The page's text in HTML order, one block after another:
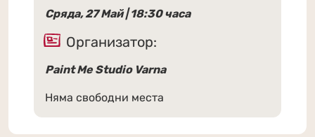
Сряда, 27 Май | 18:30 часа
Организатор:
Paint Me Studio Varna
Няма свободни места